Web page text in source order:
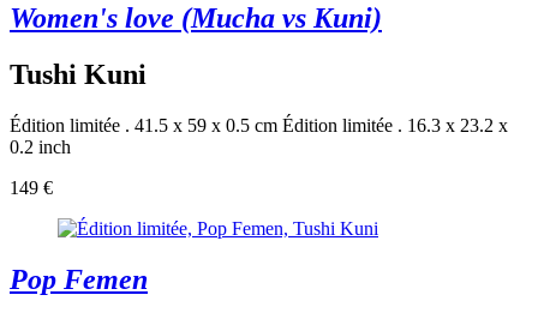
Women's love (Mucha vs Kuni)
Tushi Kuni
Édition limitée . 41.5 x 59 x 0.5 cm Édition limitée . 16.3 x 23.2 x
0.2 inch
149 €
Pop Femen